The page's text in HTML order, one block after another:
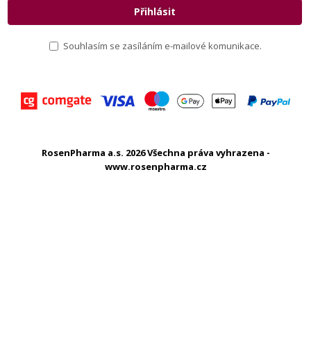
adresa
Přihlásit
Souhlasím se zasíláním e-mailové komunikace.
RosenPharma a.s. 2026 Všechna práva vyhrazena -
www.rosenpharma.cz